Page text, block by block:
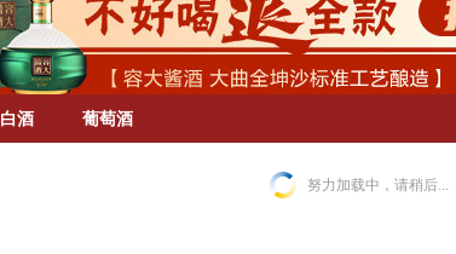
白酒 葡萄酒
努力加载中，请稍后...